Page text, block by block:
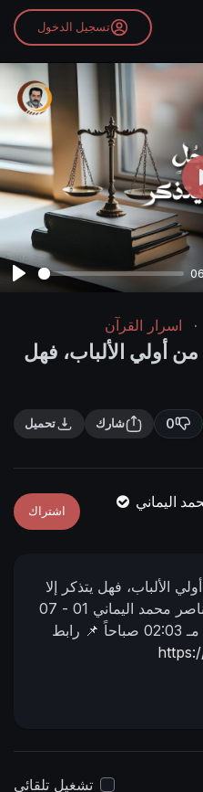
تسجيل الدخول
y
· اسرار القرآن
أولي الألباب، فهل
0 شارك تحميل
اليماني اشتراك
الألباب، فهل يتذكر إلا
محمد اليماني
01 - 07
02:03 صباحاً
📌 رابط
تشغيل تلقائي